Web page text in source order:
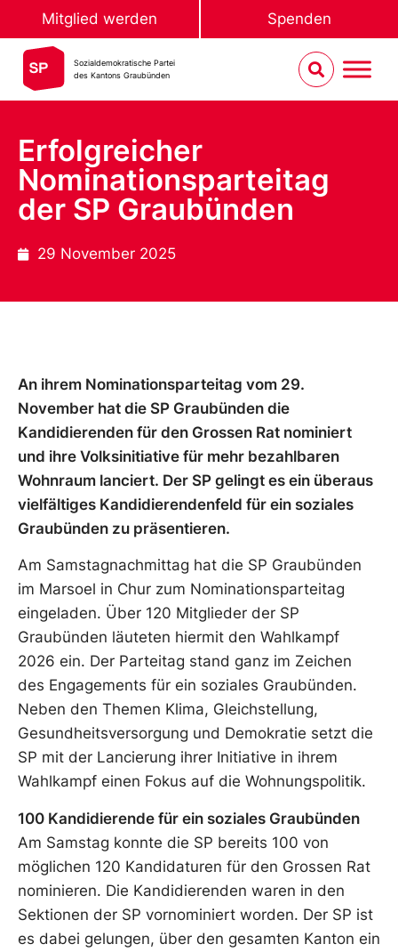
Mitglied werden Spenden
Sozialdemokratische Partei
des Kantons Graubünden
Erfolgreicher
Nominationsparteitag
der SP Graubünden
29 November 2025
An ihrem Nominationsparteitag vom 29.
November hat die SP Graubünden die
Kandidierenden für den Grossen Rat nominiert
und ihre Volksinitiative für mehr bezahlbaren
Wohnraum lanciert. Der SP gelingt es ein überaus
vielfältiges Kandidierendenfeld für ein soziales
Graubünden zu präsentieren.
Am Samstagnachmittag hat die SP Graubünden
im Marsoel in Chur zum Nominationsparteitag
eingeladen. Über 120 Mitglieder der SP
Graubünden läuteten hiermit den Wahlkampf
2026 ein. Der Parteitag stand ganz im Zeichen
des Engagements für ein soziales Graubünden.
Neben den Themen Klima, Gleichstellung,
Gesundheitsversorgung und Demokratie setzt die
SP mit der Lancierung ihrer Initiative in ihrem
Wahlkampf einen Fokus auf die Wohnungspolitik.
100 Kandidierende für ein soziales Graubünden
Am Samstag konnte die SP bereits 100 von
möglichen 120 Kandidaturen für den Grossen Rat
nominieren. Die Kandidierenden waren in den
Sektionen der SP vornominiert worden. Der SP ist
es dabei gelungen, über den gesamten Kanton ein